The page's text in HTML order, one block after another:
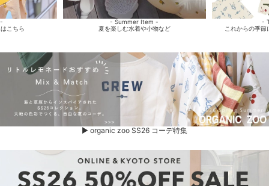
こちら
- Summer Item -
夏を楽しむ水着や小物など
-
これからの季
▶ organic zoo SS26 コーデ特集